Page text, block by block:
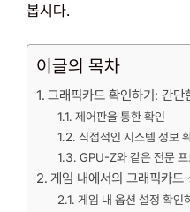
봅시다.
이글의 목차
그래픽카드 확인하기: 간단
제어판을 통한 확인
직접적인 시스템 정보
GPU-Z와 같은 전문
게임 내에서의 그래픽카드
게임 내 옵션 설정 확인